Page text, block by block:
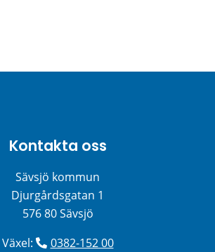
Kontakta oss
Sävsjö kommun
Djurgårdsgatan 1
576 80 Sävsjö
Växel:
0382-152 00